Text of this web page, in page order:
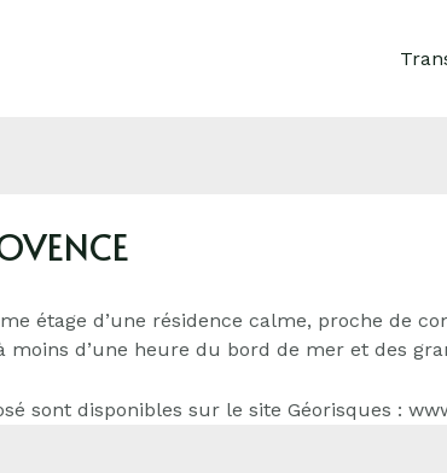
étage d’une résidence calme, proche de
d’une heure du bord de mer et des
sont disponibles sur le site Géorisques :